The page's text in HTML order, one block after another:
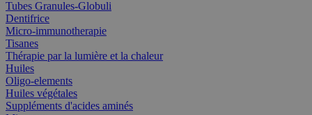
Tubes Granules-Globuli
Dentifrice
Micro-immunotherapie
Tisanes
Thérapie par la lumière et la chaleur
Huiles
Oligo-elements
Huiles végétales
Suppléments d'acides aminés